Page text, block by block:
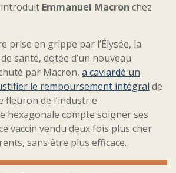
introduit Emmanuel Macron chez
prise en grippe par l’Élysée, la
santé, dotée d’un nouveau
par Macron, a caviardé un
le remboursement intégral de
fleuron de l’industrie
hexagonale compte soigner ses
vaccin vendu deux fois plus cher
sans être plus efficace.